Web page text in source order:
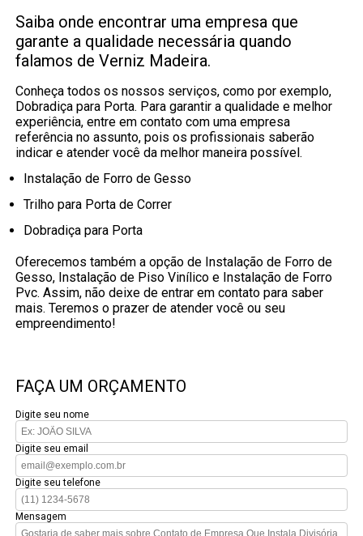
Saiba onde encontrar uma empresa que
garante a qualidade necessária quando
falamos de Verniz Madeira.
Conheça todos os nossos serviços, como por exemplo,
Dobradiça para Porta. Para garantir a qualidade e melhor
experiência, entre em contato com uma empresa
referência no assunto, pois os profissionais saberão
indicar e atender você da melhor maneira possível.
Instalação de Forro de Gesso
Trilho para Porta de Correr
Dobradiça para Porta
Oferecemos também a opção de Instalação de Forro de
Gesso, Instalação de Piso Vinílico e Instalação de Forro
Pvc. Assim, não deixe de entrar em contato para saber
mais. Teremos o prazer de atender você ou seu
empreendimento!
FAÇA UM ORÇAMENTO
Digite seu nome
Digite seu email
Digite seu telefone
Mensagem